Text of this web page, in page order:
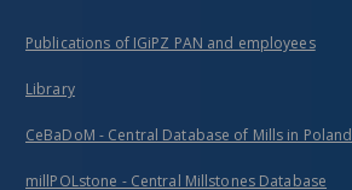
Publications of IGiPZ PAN and employees
Library
CeBaDoM - Central Database of Mills in Poland
millPOLstone - Central Millstones Database